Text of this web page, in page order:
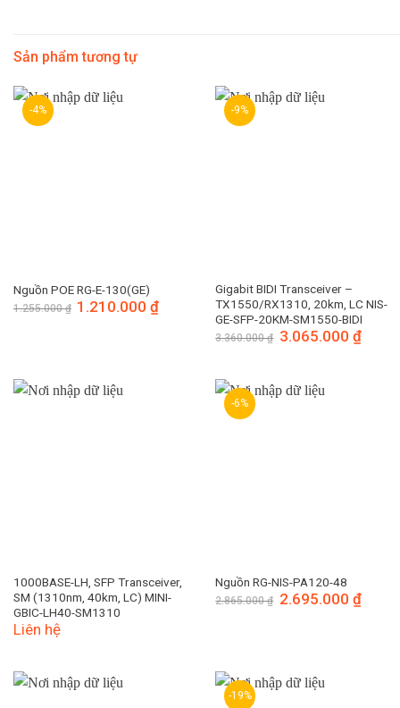
Sản phẩm tương tự
-4%
Nguồn POE RG-E-130(GE)
1.255.000₫ Giá
gốc
1.210.000₫
-9%
Gigabit BIDI Transceiver –
TX1550/RX1310, 20km, LC NIS-
GE-SFP-20KM-SM1550-BIDI
3.360.000₫ Giá
gốc
3.065.000 ₫Giá
1000BASE-LH, SFP Transceiver,
SM (1310nm, 40km, LC) MINI-
GBIC-LH40-SM1310
Liên hệ
-6%
Nguồn RG-NIS-PA120-48
2.865.000₫ Giá
gốc
2.695.000 ₫Giá
-19%